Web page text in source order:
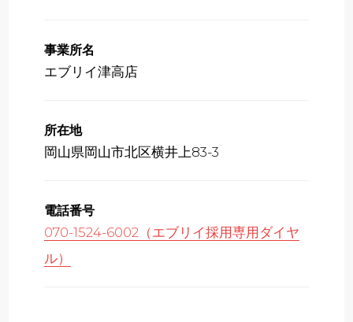
事業所名
エブリイ津高店
所在地
岡山県岡山市北区横井上83-3
電話番号
070-1524-6002（エブリイ採用専用ダイヤ
ル）